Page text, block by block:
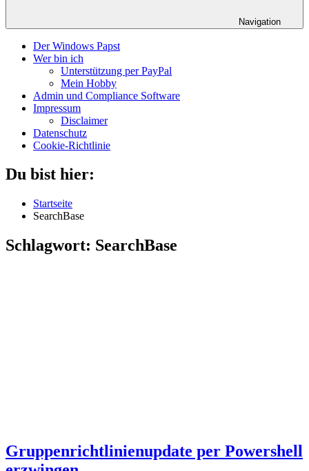
Navigation
Der Windows Papst
Wer bin ich
Unterstützung per PayPal
Mein Hobby
Admin und Compliance Software
Impressum
Disclaimer
Datenschutz
Cookie-Richtlinie
Du bist hier:
Startseite
SearchBase
Schlagwort: SearchBase
Gruppenrichtlinienupdate per Powershell